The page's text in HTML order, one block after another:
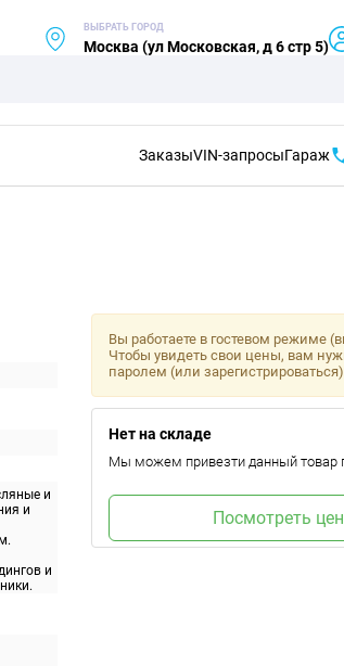
ВЫБРАТЬ ГОРОД
Москва (ул Московская, д 6 стр 5)
ЗаказыVIN-запросыГараж
и
и
и
Вы работаете в гостевом режиме
Чтобы увидеть свои цены, вам
паролем (или
Нет на складе
Мы можем привезти данный товар
Посмотреть